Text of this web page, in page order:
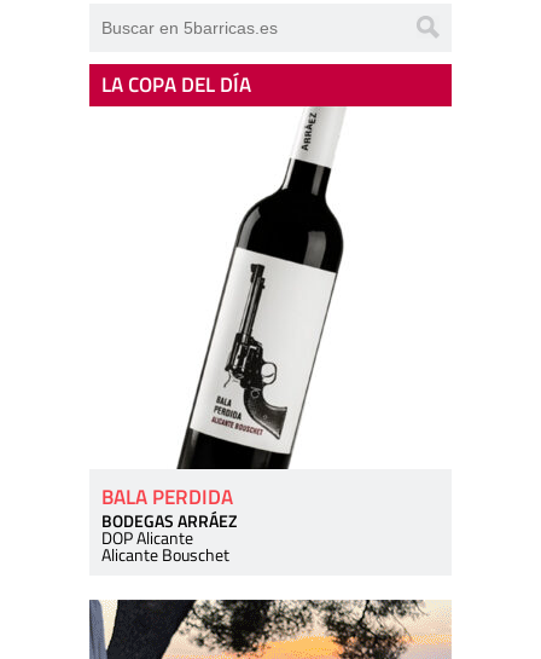
LA COPA DEL DÍA
BALA PERDIDA
BODEGAS ARRÁEZ
DOP Alicante
Alicante Bouschet